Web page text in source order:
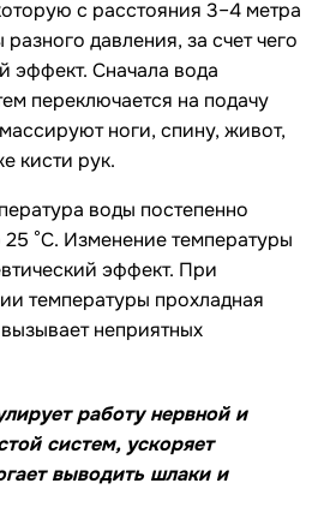
с расстояния 3–4 метра
давления, за счет чего
эффект. Сначала вода
переключается на подачу
ноги, спину, живот,
кисти рук.
воды постепенно
°C. Изменение температуры
эффект. При
температуры прохладная
неприятных
работу нервной и
систем, ускоряет
выводить шлаки и